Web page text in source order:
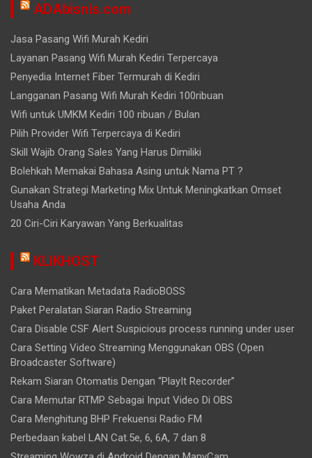
ADAbisnis.com
Jasa Pasang Wifi Murah Kediri
Layanan Pasang Wifi Murah Kediri Terpercaya
Penyedia Internet Fiber Termurah di Kediri
Langganan Pasang Wifi Murah Kediri 100ribuan
Wifi untuk UMKM Kediri 100 ribuan / Bulan
Pilih Provider Wifi Terpercaya di Kediri
Skill Wajib Orang Sales Yang Harus Dimiliki
Bolehkah Memakai Bahasa Asing untuk Nama PT ?
Gunakan Strategi Marketing Mix Untuk Meningkatkan Omset
Usaha Anda
20 Ciri-Ciri Karyawan Yang Berkualitas
KLIKHOST
Cara Mematikan Metadata RadioBOSS
Paket Peralatan Siaran Radio Streaming
Cara Disable CSF Alert Suspicious process running under user
Cara Setting Video Streaming Menggunakan OBS (Open
Broadcaster Software)
Rekam Siaran Otomatis Dengan “PlayIt Recorder”
Cara Memutar RTMP Sebagai Input Video Di OBS
Cara Menghitung BHP Frekuensi Radio FM
Perbedaan kabel LAN Cat.5e, 6, 6A, 7 dan 8